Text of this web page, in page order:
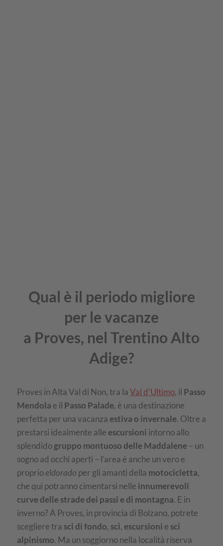
Qual è il periodo migliore
per le vacanze
a Proves, nel Trentino Alto
Adige?
Proves in Alta Val di Non, tra laVal d’Ultimo, il Passo
Mendola e il Passo Palade, è una destinazione
perfetta per una vacanza estiva o invernale. Oltre a
prestarsi idealmente alle escursioni intorno allo
splendidogruppo montuoso delle Maddalene – un
sogno ad occhi aperti – l’area è anche un vero e
proprioeldorado per gli amanti della motocicletta,
che qui potranno cimentarsi nelle innumerevoli
curve delle strade dei passi e di montagna. E in
inverno? A Proves, in provincia di Bolzano, potrete
scegliere tra sci di fondo, sci, escursioni e sci
alpinismo. Ma un soggiorno nella località riserva